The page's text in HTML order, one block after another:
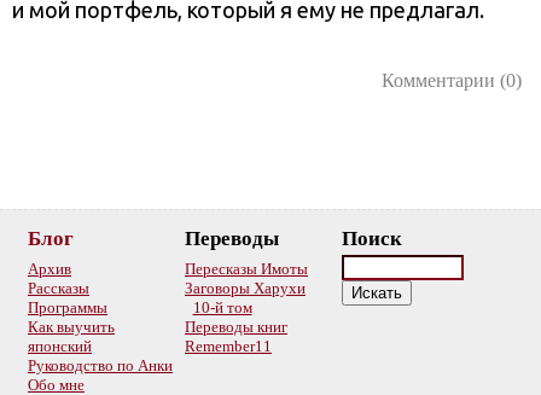
и мой портфель, который я ему не предлагал.
Комментарии (0)
Блог
Архив
Рассказы
Программы
Как выучить
японский
Руководство по Анки
Обо мне
Переводы
Пересказы Имоты
Заговоры Харухи
10-й том
Переводы книг
Remember11
Поиск